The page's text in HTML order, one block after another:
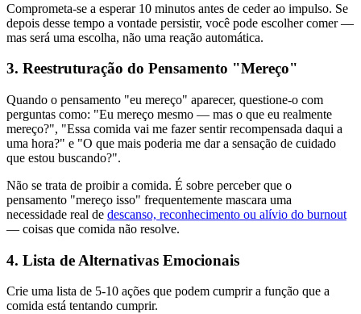
Comprometa-se a esperar 10 minutos antes de ceder ao impulso. Se
depois desse tempo a vontade persistir, você pode escolher comer —
mas será uma escolha, não uma reação automática.
3. Reestruturação do Pensamento "Mereço"
Quando o pensamento "eu mereço" aparecer, questione-o com
perguntas como: "Eu mereço mesmo — mas o que eu realmente
mereço?", "Essa comida vai me fazer sentir recompensada daqui a
uma hora?" e "O que mais poderia me dar a sensação de cuidado
que estou buscando?".
Não se trata de proibir a comida. É sobre perceber que o
pensamento "mereço isso" frequentemente mascara uma
necessidade real de descanso, reconhecimento ou alívio do burnout
— coisas que comida não resolve.
4. Lista de Alternativas Emocionais
Crie uma lista de 5-10 ações que podem cumprir a função que a
comida está tentando cumprir.